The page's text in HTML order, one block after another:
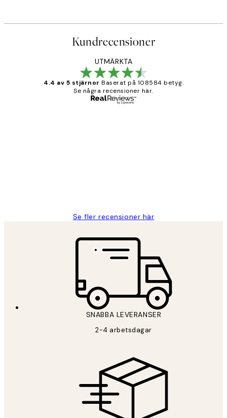
Kundrecensioner
UTMÄRKTA
4.4 av 5 stjärnor Baserat på 108584 betyg.
Se några recensioner här.
Se fler recensioner här
SNABBA LEVERANSER
2-4 arbetsdagar